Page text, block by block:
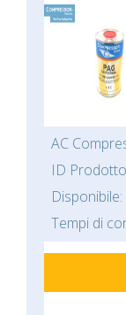
AC
ID
Disponibile:
Tempi di